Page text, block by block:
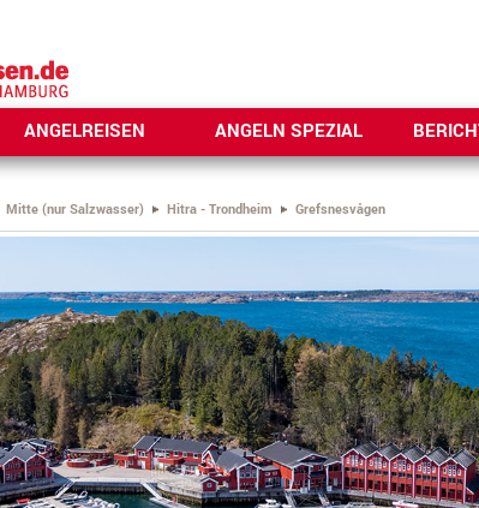
ANGELREISEN ANGELN SPEZIAL
Mitte (nur Salzwasser) Hitra - Trondheim Grefsnesvågen